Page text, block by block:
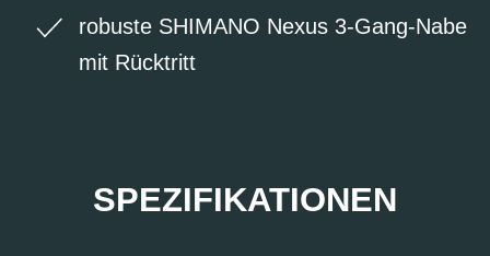
robuste SHIMANO Nexus 3-Gang-Nabe
mit Rücktritt
SPEZIFIKATIONEN